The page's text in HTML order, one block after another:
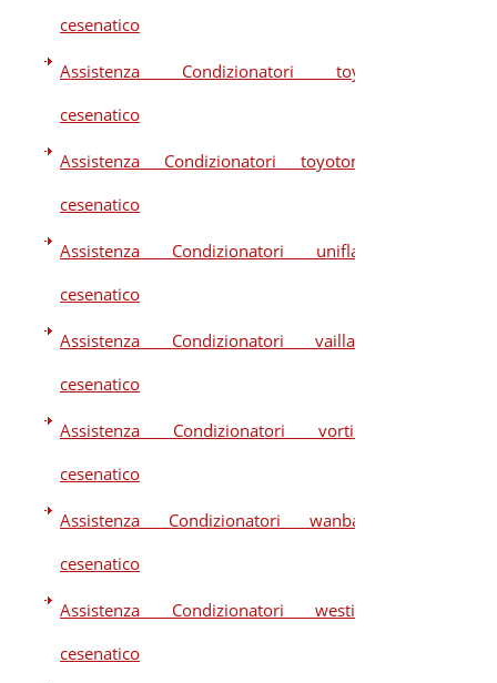
cesenatico
Assistenza Condizionatori toyo
cesenatico
Assistenza Condizionatori toyotomi
cesenatico
Assistenza Condizionatori uniflair
cesenatico
Assistenza Condizionatori vaillant
cesenatico
Assistenza Condizionatori vortice
cesenatico
Assistenza Condizionatori wanbao
cesenatico
Assistenza Condizionatori westim
cesenatico